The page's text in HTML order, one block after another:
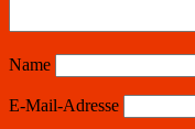
Name
E-Mail-Adresse